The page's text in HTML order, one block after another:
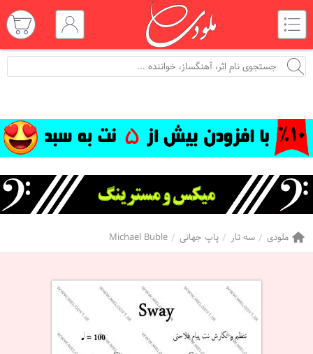
ملودی سه تار پاپ جهانی Michael Buble